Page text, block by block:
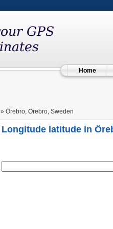
Home
» Örebro, Örebro, Sweden
Longitude latitude in